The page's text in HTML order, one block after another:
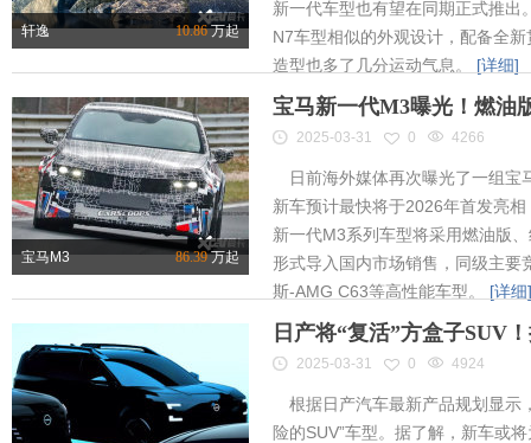
轩逸 10.86万起
新一代车型也有望在同期正式推出
N7车型相似的外观设计，配备全
造型也多了几分运动气息。 [详细]
宝马M3 86.39万起
宝马新一代M3曝光！燃油
2025-03-31 0 4266
日前海外媒体再次曝光了一组宝
新车预计最快将于2026年首发亮
新一代M3系列车型将采用燃油版
形式导入国内市场销售，同级主要
斯-AMG C63等高性能车型。 [详细]
日产将“复活”方盒子SUV
2025-03-31 0 4924
根据日产汽车最新产品规划显示
险的SUV”车型。据了解，新车或